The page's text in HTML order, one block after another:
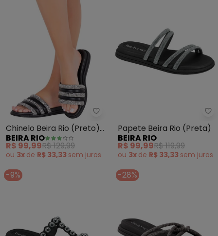
Beira Rio - Chinelo Beira Rio
Chinelo Beira Rio (Preto)
em Sintético
BEIRA RIO
R$ 99,99R$ 129,99
ou 3x de R$ 33,33 sem juros
Papete Beira Rio (Preta)
BEIRA RIO
R$ 99,99R$ 119,99
ou 3x de R$ 33,33 sem juros
-9% -28%